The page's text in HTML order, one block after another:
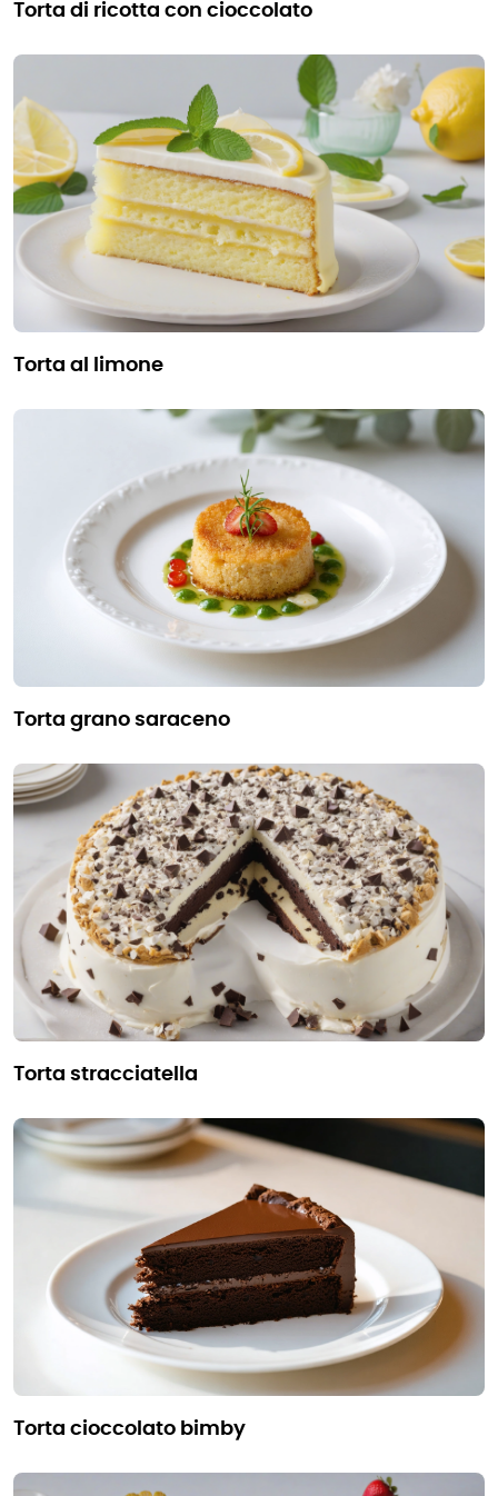
torta di ricotta con cioccolato
torta al limone
torta grano saraceno
torta stracciatella
torta cioccolato bimby